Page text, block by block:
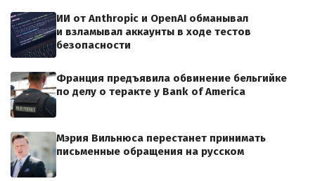
ИИ от Anthropic и OpenAI обманывал
и взламывал аккаунты в ходе тестов
безопасности
Франция предъявила обвинение бельгийке
по делу о теракте у Bank of America
Мэрия Вильнюса перестанет принимать
письменные обращения на русском